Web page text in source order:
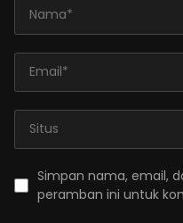
Simpan nama, email,
peramban ini untuk